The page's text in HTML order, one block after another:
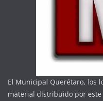
El Municipal Querétaro, los
material distribuido por